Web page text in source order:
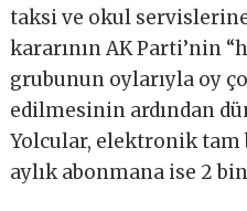
taksi ve okul
kararının AK Parti’nin
grubunun oylarıyla oy
edilmesinin ardından
Yolcular, elektronik tam
aylık abonmana ise 2